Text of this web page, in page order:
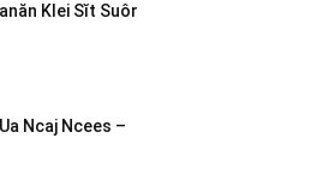
Klei Sĭt Suôr
Ncaj Ncees –